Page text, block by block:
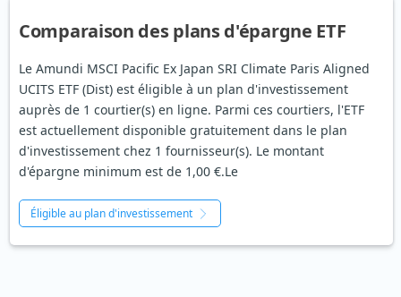
Comparaison des plans d'épargne ETF
Le Amundi MSCI Pacific Ex Japan SRI Climate Paris Aligned
UCITS ETF (Dist) est éligible à un plan d'investissement
auprès de 1 courtier(s) en ligne. Parmi ces courtiers, l'ETF
est actuellement disponible gratuitement dans le plan
d'investissement chez 1 fournisseur(s). Le montant
d'épargne minimum est de 1,00 €.Le
Éligible au plan d'investissement